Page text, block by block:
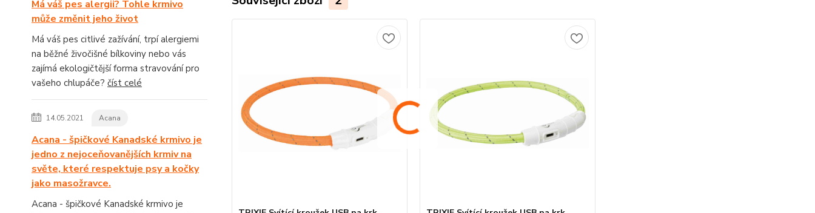
Má váš pes alergii? Tohle krmivo
může změnit jeho život
Má váš pes citlivé zažívání, trpí alergiemi
na běžné živočišné bílkoviny nebo vás
zajímá ekologičtější forma stravování pro
vašeho chlupáče? číst celé
14.05.2021 Acana
Acana - špičkové Kanadské krmivo je
jedno z nejoceňovanějších krmiv na
světe, které respektuje psy a kočky
jako masožravce.
Acana - špičkové Kanadské krmivo je